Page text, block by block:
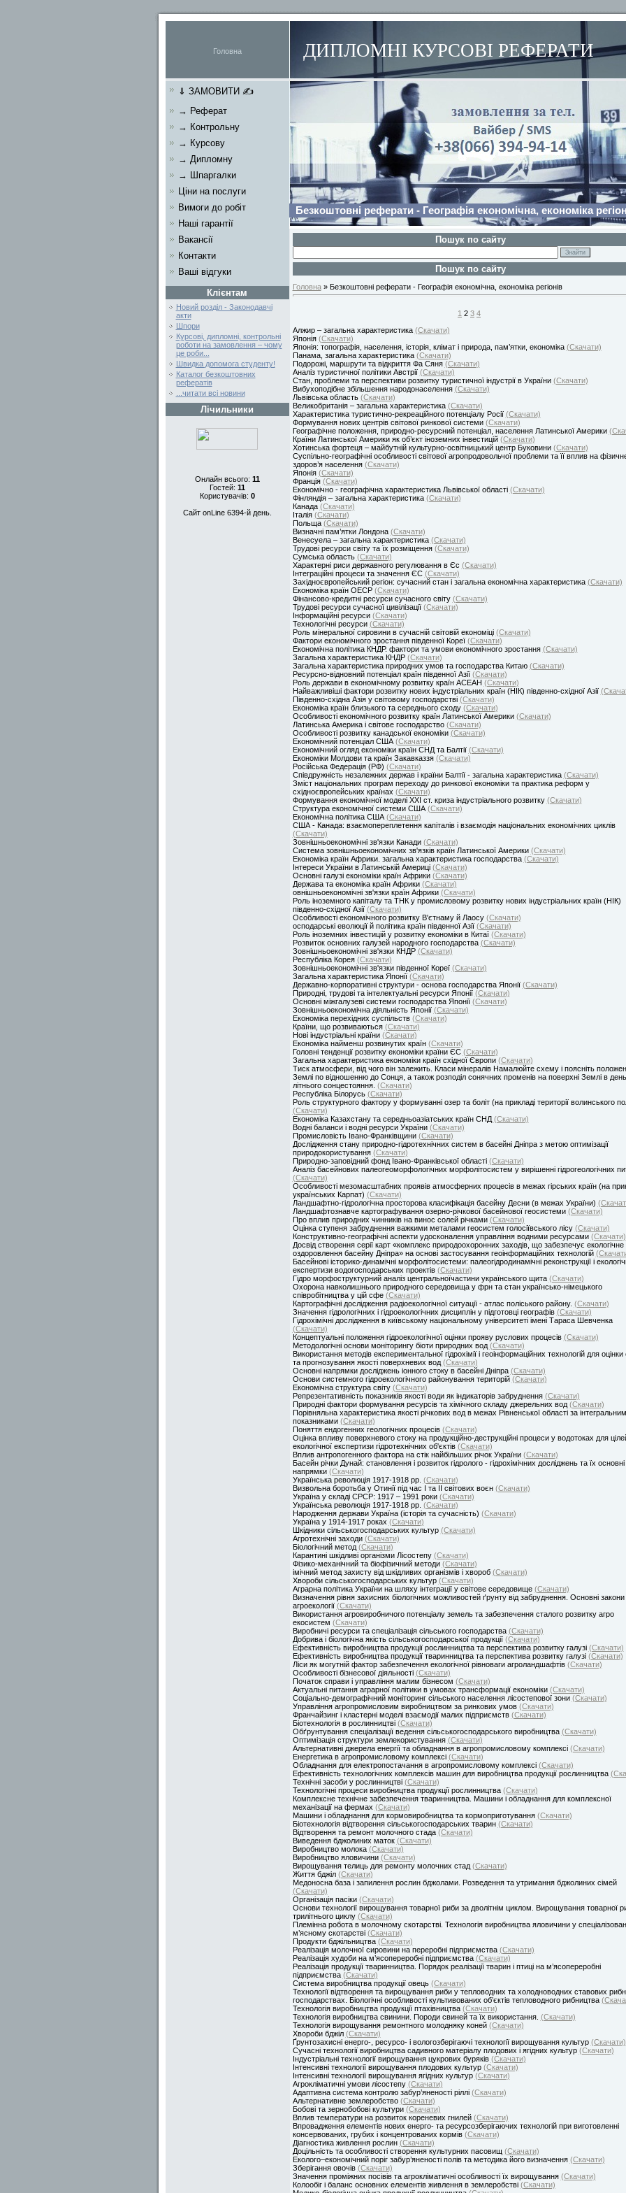
Головна ДИПЛОМНІ КУРСОВІ РЕФЕРАТИ
⇓ ЗАМОВИТИ ✍
→ Реферат
→ Контрольну
→ Курсову
→ Дипломну
→ Шпаргалки
Ціни на послуги
Вимоги до робіт
Наші гарантії
Вакансії
Контакти
Ваші відгуки
Клієнтам
Новий розділ - Законодавчі
акти
Шпори
Курсові, дипломні, контрольні
роботи на замовлення – чому
це роби...
Швидка допомога студенту!
Каталог безкоштовних
рефератів
...читати всі новини
Лічильники
Онлайн всього: 11
Гостей: 11
Користувачів: 0
Сайт onLine 6394-й день.
Безкоштовні реферати - Географія економічна, економіка
Пошук по сайту
Пошук по сайту
Головна» Безкоштовні реферати - Географія економічна, економіка регіонів
1 2 3 4
Алжир – загальна характеристика (Скачати)
Японія (Скачати)
Японія: топографія, населення, історія, клімат і природа, пам’ятки, економіка (Скачати)
Панама, загальна характеристика (Скачати)
Подорожі, маршрути та відкриття Фа Сяня (Скачати)
Аналіз туристичної політики Австрії (Скачати)
Стан, проблеми та перспективи розвитку туристичної індустрії в України (Скачати)
Вибухоподібне збільшення народонаселення (Скачати)
Львівська область (Скачати)
Великобританія – загальна характеристика (Скачати)
Характеристика туристично-рекреаційного потенціалу Росії (Скачати)
Формування нових центрів світової ринкової системи (Скачати)
Географічне положення, природно-ресурсний потенціал, населення Латинської Америки
Країни Латинської Америки як об’єкт іноземних інвестицій (Скачати)
Хотинська фортеця – майбутній культурно-освітницький центр Буковини (Скачати)
Суспільно-географічні особливості світової агропродовольчої проблеми та її вплив на
здоров’я населення (Скачати)
Японія (Скачати)
Франція (Скачати)
Економічно - географічна характеристика Львівської області (Скачати)
Фінляндія – загальна характеристика (Скачати)
Канада (Скачати)
Італія (Скачати)
Польща (Скачати)
Визначні пам’ятки Лондона (Скачати)
Венесуела – загальна характеристика (Скачати)
Трудові ресурси світу та їх розміщення (Скачати)
Сумська область (Скачати)
Характерні риси державного регулювання в Єс (Скачати)
Інтеграційні процеси та значення ЄС (Скачати)
Західноєвропейський регіон: сучасний стан і загальна економічна характеристика (Скачати)
Економіка країн ОЕСР (Скачати)
Фінансово-кредитні ресурси сучасного світу (Скачати)
Трудові ресурси сучасної цивілізації (Скачати)
Інформаційні ресурси (Скачати)
Технологічні ресурси (Скачати)
Роль мінеральної сировини в сучасній світовій економіці (Скачати)
Фактори економічного зростання південної Кореї (Скачати)
Економічна політика КНДР. фактори та умови економічного зростання (Скачати)
Загальна характеристика КНДР (Скачати)
Загальна характеристика природних умов та господарства Китаю (Скачати)
Ресурсно-відновний потенціал країн південної Азії (Скачати)
Роль держави в економічному розвитку країн АСЕАН (Скачати)
Найважливіші фактори розвитку нових індустріальних країн (НІК) південно-східної Азії
Південно-східна Азія у світовому господарстві (Скачати)
Економіка країн близького та середнього сходу (Скачати)
Особливості економічного розвитку країн Латинської Америки (Скачати)
Латинська Америка і світове господарство (Скачати)
Особливості розвитку канадської економіки (Скачати)
Економічний потенціал США (Скачати)
Економічний огляд економіки країн СНД та Балтії (Скачати)
Економіки Молдови та країн Закавказзя (Скачати)
Російська Федерація (РФ) (Скачати)
Співдружність незалежних держав і країни Балтії - загальна характеристика (Скачати)
Зміст національних програм переходу до ринкової економіки та практика реформ у
східноєвропейських країнах (Скачати)
Формування економічної моделі XXI ст. криза індустріального розвитку (Скачати)
Структура економічної системи США (Скачати)
Економічна політика США (Скачати)
США - Канада: взаємопереплетення капіталів і взаємодія національних економічних циклів
(Скачати)
Зовнішньоекономічні зв'язки Канади (Скачати)
Система зовнішньоекономічних зв'язків країн Латинської Америки (Скачати)
Економіка країн Африки. загальна характеристика господарства (Скачати)
Інтереси України в Латинській Америці (Скачати)
Основні галузі економіки країн Африки (Скачати)
Держава та економіка країн Африки (Скачати)
овнішньоекономічні зв'язки країн Африки (Скачати)
Роль іноземного капіталу та ТНК у промисловому розвитку нових індустріальних країн (НІК)
південно-східної Азії (Скачати)
Особливості економічного розвитку В'єтнаму й Лаосу (Скачати)
осподарські еволюції й політика країн південної Азії (Скачати)
Роль іноземних інвестицій у розвитку економіки в Китаї (Скачати)
Розвиток основних галузей народного господарства (Скачати)
Зовнішньоекономічні зв'язки КНДР (Скачати)
Республіка Корея (Скачати)
Зовнішньоекономічні зв'язки південної Кореї (Скачати)
Загальна характеристика Японії (Скачати)
Державно-корпоративні структури - основа господарства Японії (Скачати)
Природні, трудові та інтелектуальні ресурси Японії (Скачати)
Основні міжгалузеві системи господарства Японії (Скачати)
Зовнішньоекономічна діяльність Японії (Скачати)
Економіка перехідних суспільств (Скачати)
Країни, що розвиваються (Скачати)
Нові індустріальні країни (Скачати)
Економіка найменш розвинутих країн (Скачати)
Головні тенденції розвитку економіки країни ЄС (Скачати)
Загальна характеристика економіки країн східної Європи (Скачати)
Тиск атмосфери, від чого він залежить. Класи мінералів Намалюйте схему і поясніть
Землі по відношенню до Сонця, а також розподіл сонячних променів на поверхні Землі в день
літнього сонцестояння. (Скачати)
Республіка Білорусь (Скачати)
Роль структурного фактору у формуванні озер та боліт (на прикладі території волинського
(Скачати)
Економіка Казахстану та середньоазіатських країн СНД (Скачати)
Водні баланси і водні ресурси України (Скачати)
Промисловість Івано-Франківщини (Скачати)
Дослідження стану природно-гідротехнічних систем в басейні Дніпра з метою оптимізації
природокористування (Скачати)
Природно-заповідний фонд Івано-Франківської області (Скачати)
Аналіз басейнових палеогеоморфологічних морфолітосистем у вирішенні гідрогеологічних
(Скачати)
Особливості мезомасштабних проявів атмосферних процесів в межах гірських країн (на
українських Карпат) (Скачати)
Ландшафтно-гідрологічна просторова класифікація басейну Десни (в межах України)
Ландшафтознавче картографування озерно-річкової басейнової геосистеми (Скачати)
Про вплив природних чинників на винос солей річками (Скачати)
Оцінка ступеня забруднення важкими металами геосистем голосіївського лісу (Скачати)
Конструктивно-географічні аспекти удосконалення управління водними ресурсами (Скачати)
Досвід створення серії карт «комплекс природоохоронних заходів, що забезпечує екологічне
оздоровлення басейну Дніпра» на основі застосування геоінформаційних технологій
Басейнові історико-динамічні морфолітосистеми: палеогідродинамічні реконструкції і
експертизи водогосподарських проектів (Скачати)
Гідро морфоструктурний аналіз центральноїчастини українського щита (Скачати)
Охорона навколишнього природного середовища у фрн та стан українсько-німецького
співробітництва у цій сфе (Скачати)
Картографічні дослідження радіоекологічної ситуації - атлас поліського району. (Скачати)
Значення гідрологічних і гідроекологічних дисциплін у підготовці географів (Скачати)
Гідрохімічні дослідження в київському національному університеті імені Тараса Шевченка
(Скачати)
Концептуальні положення гідроекологічної оцінки прояву руслових процесів (Скачати)
Методологічні основи моніторингу біоти природних вод (Скачати)
Використання методів експериментальної гідрохімії і геоінформаційних технологій для оцінки
та прогнозування якості поверхневих вод (Скачати)
Основні напрямки досліджень іонного стоку в басейні Дніпра (Скачати)
Основи системного гідроекологічного районування територій (Скачати)
Економічна структура світу (Скачати)
Репрезентативність показників якості води як індикаторів забруднення (Скачати)
Природні фактори формування ресурсів та хімічного складу джерельних вод (Скачати)
Порівняльна характеристика якості річкових вод в межах Рівненської області за
показниками (Скачати)
Поняття ендогенних геологічних процесів (Скачати)
Оцінка впливу поверхневого стоку на продукційно-деструкційні процеси у водотоках для
екологічної експертизи гідротехнічних об'єктів (Скачати)
Вплив антропогенного фактора на стік найбільших річок України (Скачати)
Басейн річки Дунай: становлення і розвиток гідролого - гідрохімічних досліджень та їх основні
напрямки (Скачати)
Українська революція 1917-1918 рр. (Скачати)
Визвольна боротьба у Отинії під час І та ІІ світових воєн (Скачати)
Україна у складі СРСР: 1917 – 1991 роки (Скачати)
Українська революція 1917-1918 рр. (Скачати)
Народження держави Україна (історія та сучасність) (Скачати)
Україна у 1914-1917 роках (Скачати)
Шкідники сільськогосподарських культур (Скачати)
Агротехнічні заходи (Скачати)
Біологічний метод (Скачати)
Карантині шкідливі організми Лісостепу (Скачати)
Фізико-механічний та біофізичний методи (Скачати)
імічний метод захисту від шкідливих організмів і хвороб (Скачати)
Хвороби сільськогосподарських культур (Скачати)
Аграрна політика України на шляху інтеграції у світове середовище (Скачати)
Визначення рівня захисних біологічних можливостей ґрунту від забруднення. Основні закони
агроекології (Скачати)
Використання агровиробничого потенціалу земель та забезпечення сталого розвитку агро
екосистем (Скачати)
Виробничі ресурси та спеціалізація сільського господарства (Скачати)
Добрива і біологічна якість сільськогосподарської продукції (Скачати)
Ефективність виробництва продукції рослинництва та перспектива розвитку галузі (Скачати)
Ефективність виробництва продукції тваринництва та перспектива розвитку галузі (Скачати)
Ліси як могутній фактор забезпечення екологічної рівноваги агроландшафтів (Скачати)
Особливості бізнесової діяльності (Скачати)
Початок справи і управління малим бізнесом (Скачати)
Актуальні питання аграрної політики в умовах трансформації економіки (Скачати)
Соціально-демографічний моніторинг сільського населення лісостепової зони (Скачати)
Управління агропромисловим виробництвом за ринкових умов (Скачати)
Франчайзинг і кластерні моделі взаємодії малих підприємств (Скачати)
Біотехнологія в рослинництві (Скачати)
Обґрунтування спеціалізації ведення сільськогосподарського виробництва (Скачати)
Оптимізація структури землекористування (Скачати)
Альтернативні джерела енергії та обладнання в агропромисловому комплексі (Скачати)
Енергетика в агропромисловому комплексі (Скачати)
Обладнання для електропостачання в агропромисловому комплексі (Скачати)
Ефективність технологічних комплексів машин для виробництва продукції рослинництва
Технічні засоби у рослинництві (Скачати)
Технологічні процеси виробництва продукції рослинництва (Скачати)
Комплексне технічне забезпечення тваринництва. Машини і обладнання для комплексної
механізації на фермах (Скачати)
Машини і обладнання для кормовиробництва та кормоприготування (Скачати)
Біотехнологія відтворення сільськогосподарських тварин (Скачати)
Відтворення та ремонт молочного стада (Скачати)
Виведення бджолиних маток (Скачати)
Виробництво молока (Скачати)
Виробництво яловичини (Скачати)
Вирощування телиць для ремонту молочних стад (Скачати)
Життя бджіл (Скачати)
Медоносна база і запилення рослин бджолами. Розведення та утримання бджолиних сімей
(Скачати)
Організація пасіки (Скачати)
Основи технології вирощування товарної риби за дволітнім циклом. Вирощування товарної
трилітнього циклу (Скачати)
Племінна робота в молочному скотарстві. Технологія виробництва яловичини у
м’ясному скотарстві (Скачати)
Продукти бджільництва (Скачати)
Реалізація молочної сировини на переробні підприємства (Скачати)
Реалізація худоби на м’ясопереробні підприємства (Скачати)
Реалізація продукції тваринництва. Порядок реалізації тварин і птиці на м’ясопереробні
підприємства (Скачати)
Система виробництва продукції овець (Скачати)
Технології відтворення та вирощування риби у тепловодних та холодноводних ставових
господарствах. Біологічні особливості культивованих об’єктів тепловодного рибництва
Технологія виробництва продукції птахівництва (Скачати)
Технологія виробництва свинини. Породи свиней та їх використання. (Скачати)
Технологія вирощування ремонтного молодняку коней (Скачати)
Хвороби бджіл (Скачати)
Ґрунтозахисні енерго-, ресурсо- і вологозберігаючі технології вирощування культур (Скачати)
Сучасні технології виробництва садивного матеріалу плодових і ягідних культур (Скачати)
Індустріальні технології вирощування цукрових буряків (Скачати)
Інтенсивні технології вирощування плодових культур (Скачати)
Інтенсивні технології вирощування ягідних культур (Скачати)
Агрокліматичні умови лісостепу (Скачати)
Адаптивна система контролю забур’яненості ріллі (Скачати)
Альтернативне землеробство (Скачати)
Бобові та зернобобові культури (Скачати)
Вплив температури на розвиток кореневих гнилей (Скачати)
Впровадження елементів нових енерго- та ресурсозберігаючих технологій при виготовленні
консервованих, грубих і концентрованих кормів (Скачати)
Діагностика живлення рослин (Скачати)
Доцільність та особливості створення культурних пасовищ (Скачати)
Еколого–економічний поріг забур’яненості полів та методика його визначення (Скачати)
Зберігання овочів (Скачати)
Значення проміжних посівів та агрокліматичні особливості їх вирощування (Скачати)
Колообіг і баланс основних елементів живлення в землеробстві (Скачати)